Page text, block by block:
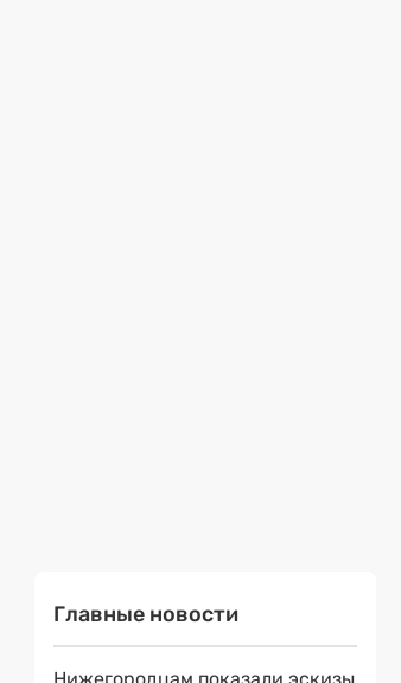
Главные новости